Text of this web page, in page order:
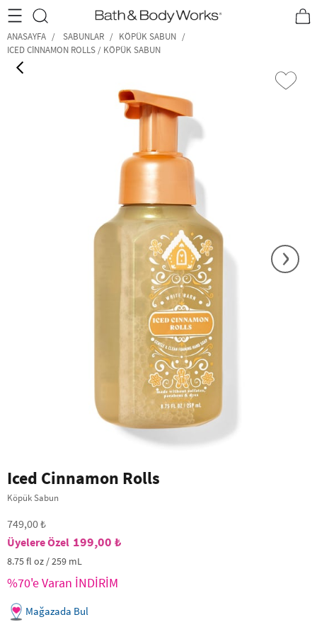
•2200₺ ve Üzeri Kargo Ücretsiz!• *Promosyon Detayları
ANASAYFA SABUNLAR
KÖPÜK SABUN
ICED CINNAMON ROLLS / KÖPÜK SABUN
›
Iced Cinnamon Rolls
Köpük Sabun
749,00 ₺
199,00 ₺
8.75 fl oz / 259 mL
%70'e Varan İNDİRİM
Mağazada Bul